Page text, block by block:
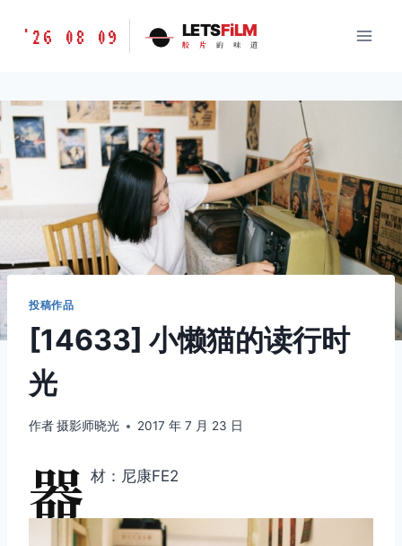
胶
味
道
LETSFILM
'26 08 09 LETSFiLM
胶 片 的 味 道
投稿作品
[14633] 小懒猫的读行时
光
作者摄影师晓光 2017 年 7 月 23 日
器 材：尼康FE2